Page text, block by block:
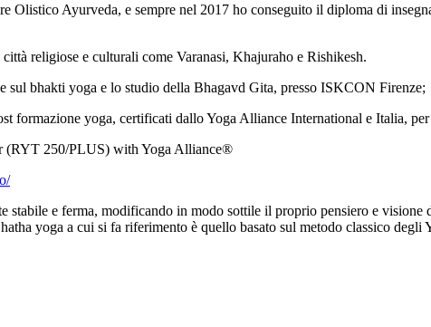
Olistico Ayurveda, e sempre nel 2017 ho conseguito il diploma di
religiose e culturali come Varanasi, Khajuraho e Rishikesh.
sul bhakti yoga e lo studio della Bhagavd Gita, presso ISKCON Firenze;
formazione yoga, certificati dallo Yoga Alliance International e Italia, per
(RYT 250/PLUS) with Yoga Alliance®
stabile e ferma, modificando in modo sottile il proprio pensiero e
yoga a cui si fa riferimento è quello basato sul metodo classico degli